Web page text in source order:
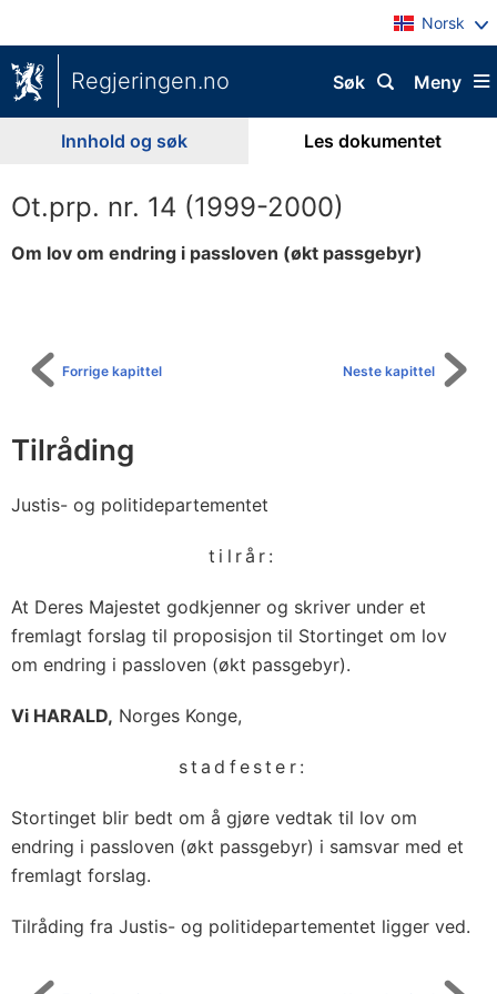
Norsk
Regjeringen.no Meny
Søk
Innhold og søk Les dokumentet
Ot.prp. nr. 14 (1999-2000)
Om lov om endring i passloven (økt passgebyr)
Neste kapittel
Forrige kapittel
Tilråding
Justis- og politidepartementet
tilrår:
At Deres Majestet godkjenner og skriver under et
fremlagt forslag til proposisjon til Stortinget om lov
om endring i passloven (økt passgebyr).
Vi HARALD, Norges Konge,
stadfester:
Stortinget blir bedt om å gjøre vedtak til lov om
endring i passloven (økt passgebyr) i samsvar med et
fremlagt forslag.
Tilråding fra Justis- og politidepartementet ligger ved.